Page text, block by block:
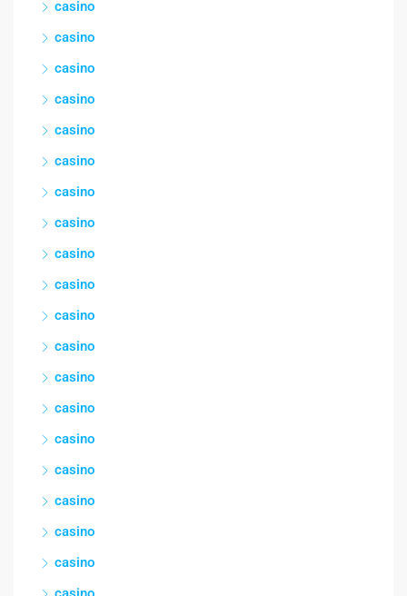
casino
casino
casino
casino
casino
casino
casino
casino
casino
casino
casino
casino
casino
casino
casino
casino
casino
casino
casino